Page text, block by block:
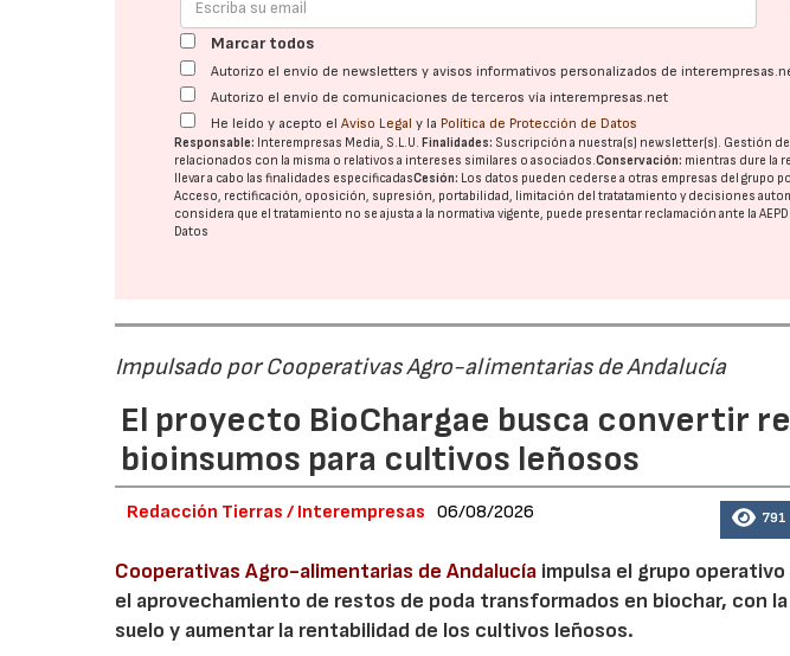
Marcar todos
Autorizo el envío de newsletters y avisos informativos personalizados de
Autorizo el envío de comunicaciones de terceros vía interempresas.net
He leído y acepto elAviso Legal y la Política de Protección de Datos
Responsable: Interempresas Media, S.L.U.Finalidades: Suscripción a nuestra(s) newsletter(s). Gestión
relacionados con la misma o relativos a intereses similares o asociados.Conservación: mientras dure la
llevar a cabo las finalidades especificadasCesión: Los datos pueden cederse a otras empresas del grupo
Acceso, rectificación, oposición, supresión, portabilidad, limitación del tratatamiento y decisiones
considera que el tratamiento no se ajusta a la normativa vigente, puede presentar reclamación ante laAEPD
Datos
Impulsado por Cooperativas Agro-alimentarias de Andalucía
El proyecto BioChargae busca convertir
bioinsumos para cultivos leñosos
Redacción Tierras / Interempresas 06/08/2026 791
Cooperativas Agro-alimentarias de Andalucía impulsa el grupo
el aprovechamiento de restos de poda transformados en biochar, con
suelo y aumentar la rentabilidad de los cultivos leñosos.